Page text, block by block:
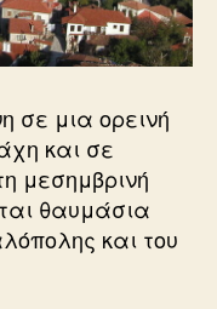
σε μια ορεινή
και σε
μεσημβρινή
θαυμάσια
και του